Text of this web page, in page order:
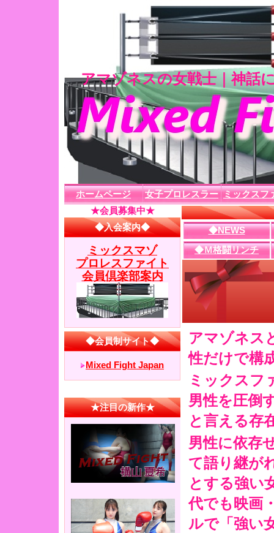
アマゾネスの女戦士｜神話
ホームページ 女子プロレスラー ミックスフ
◆NEWS
◆Ｍ格闘リンチ
アマゾネス
性だけで構
ミックスフ
男性を圧倒
と言える存
男性に依存
て語り継が
とする強い
代でも映画
ルで「強い